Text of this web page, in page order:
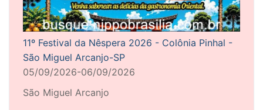
11º Festival da Nêspera 2026 - Colônia Pinhal -
São Miguel Arcanjo-SP
05/09/2026-06/09/2026
São Miguel Arcanjo